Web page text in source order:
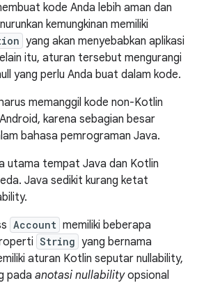
kode Anda lebih aman dan
kemungkinan memiliki
yang akan menyebabkan aplikasi
itu, aturan tersebut mengurangi
yang perlu Anda buat dalam kode.
memanggil kode non-Kotlin
karena sebagian besar
bahasa pemrograman Java.
utama tempat Java dan Kotlin
Java sedikit kurang ketat
Account memiliki beberapa
String yang bernama
aturan Kotlin seputar nullability,
pada anotasi nullabilityopsional